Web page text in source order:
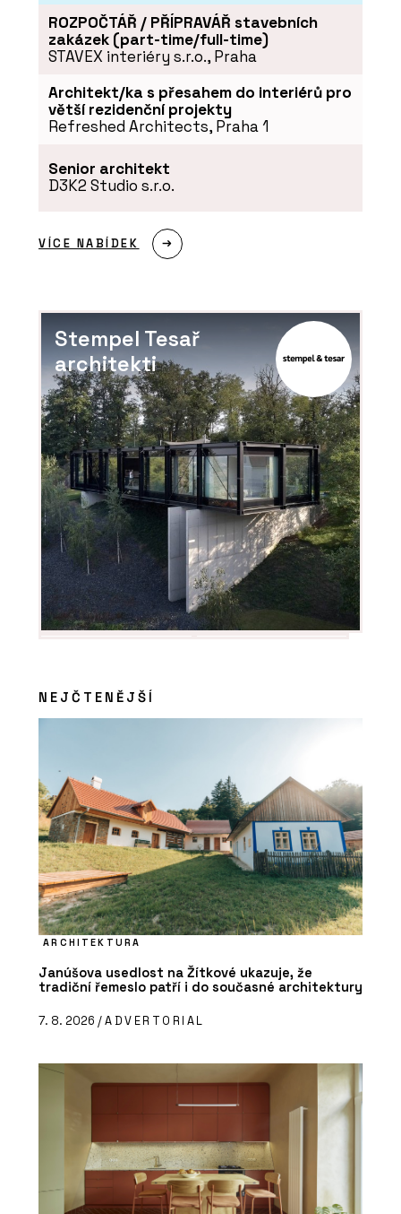
PRODUKTY
Stropní vložky MIAKO – wienerberger
Akustická cihla Porotherm 10 AKU –
wienerberger
PRODUKTY
Cihly pro robotické zdění Porotherm
Robot Ready Profi - wienerberger
ROZPOČTÁŘ / PŘÍPRAVÁŘ stavebních
zakázek (part-time/full-time)
STAVEX interiéry s.r.o., Praha
Architekt/ka s přesahem do interiérů pro
větší rezidenční projekty
Refreshed Architects, Praha 1
Senior architekt
D3K2 Studio s.r.o.
VÍCE NABÍDEK
Stempel Tesař
architekti
NEJČTENĚJŠÍ
ARCHITEKTURA
Janúšova usedlost na Žítkové ukazuje, že
tradiční řemeslo patří i do současné architektury
7. 8. 2026 /ADVERTORIAL